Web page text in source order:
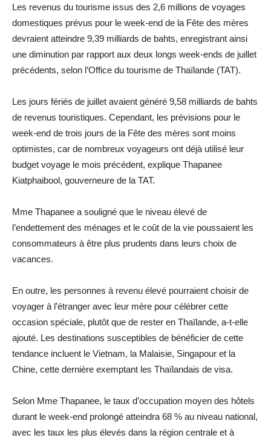
Les revenus du tourisme issus des 2,6 millions de voyages
domestiques prévus pour le week-end de la Fête des mères
devraient atteindre 9,39 milliards de bahts, enregistrant ainsi
une diminution par rapport aux deux longs week-ends de juillet
précédents, selon l’Office du tourisme de Thaïlande (TAT).
Les jours fériés de juillet avaient généré 9,58 milliards de bahts
de revenus touristiques. Cependant, les prévisions pour le
week-end de trois jours de la Fête des mères sont moins
optimistes, car de nombreux voyageurs ont déjà utilisé leur
budget voyage le mois précédent, explique Thapanee
Kiatphaibool, gouverneure de la TAT.
Mme Thapanee a souligné que le niveau élevé de
l’endettement des ménages et le coût de la vie poussaient les
consommateurs à être plus prudents dans leurs choix de
vacances.
En outre, les personnes à revenu élevé pourraient choisir de
voyager à l’étranger avec leur mère pour célébrer cette
occasion spéciale, plutôt que de rester en Thaïlande, a-t-elle
ajouté. Les destinations susceptibles de bénéficier de cette
tendance incluent le Vietnam, la Malaisie, Singapour et la
Chine, cette dernière exemptant les Thaïlandais de visa.
Selon Mme Thapanee, le taux d’occupation moyen des hôtels
durant le week-end prolongé atteindra 68 % au niveau national,
avec les taux les plus élevés dans la région centrale et à